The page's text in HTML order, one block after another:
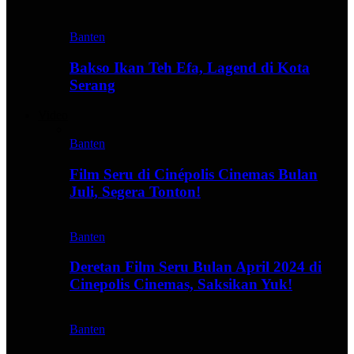
Banten
Bakso Ikan Teh Efa, Lagend di Kota
Serang
Banten
Film Seru di Cinépolis Cinemas Bulan
Juli, Segera Tonton!
Banten
Deretan Film Seru Bulan April 2024 di
Cinepolis Cinemas, Saksikan Yuk!
Banten